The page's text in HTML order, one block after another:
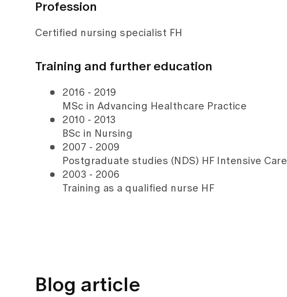
Profession
Certified nursing specialist FH
Training and further education
2016 - 2019
MSc in Advancing Healthcare Practice
2010 - 2013
BSc in Nursing
2007 - 2009
Postgraduate studies (NDS) HF Intensive Care
2003 - 2006
Training as a qualified nurse HF
Blog article